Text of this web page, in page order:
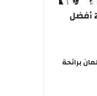
عبارات الف مبروك النجاح 2025 أفضل
برائحة